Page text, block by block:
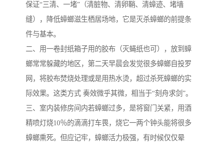
保证“三清、一堵”（清脏物、清卵鞘、清蟑迹、堵墙
缝），降低蟑螂滋生栖居场地，它是灭杀蟑螂的前提条
件与基本。
二、用一卷封纸箱子用的胶布（灭蝇纸也可），放到蟑
螂常常躲藏的地区，第二天早晨会发觉很多蟑螂自投罗
网，将胶布焚烧处理或是用热水烫，超过杀死蟑螂的实
际效果。这类方式 奏效微乎其微，相当于“刻舟求剑”。
三、室内装修房间内若蟑螂过多，是将窗门关紧，用酒
精喷灯烧10％的滴滴打车畏，烧它一两个钟头能将很多
蟑螂熏死。但应记牢，蟑螂活力极强，有时候仅仅晕